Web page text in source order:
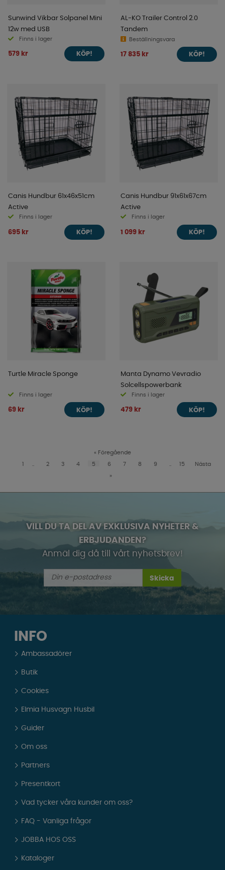
Sunwind Vikbar Solpanel Mini
12w med USB
Finns i lager
579 kr KÖP!
AL-KO Trailer Control 2.0
Tandem
Beställningsvara
17 835 kr KÖP!
Canis Hundbur 61x46x51cm
Active
Finns i lager
695 kr KÖP!
Canis Hundbur 91x61x67cm
Active
Finns i lager
1 099 kr KÖP!
Turtle Miracle Sponge
Finns i lager
69 kr KÖP!
Manta Dynamo Vevradio
Solcellspowerbank
Finns i lager
479 kr KÖP!
« Föregående
1 2 3 4 5 6 7 8 9 15 Nästa
»
VILL DU TA DEL AV EXKLUSIVA NYHETER &
ERBJUDANDEN?
Anmäl dig då till vårt nyhetsbrev!
Skicka
INFO
Ambassadörer
Butik
Cookies
Elmia Husvagn Husbil
Guider
Om oss
Partners
Presentkort
Vad tycker våra kunder om oss?
FAQ - Vanliga frågor
JOBBA HOS OSS
Kataloger